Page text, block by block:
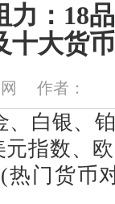
力：18
十大货
作者：
白银、铂
指数、
门货币